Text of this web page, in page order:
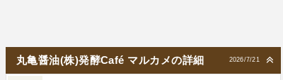
2026/7/21
丸亀醤油(株)発酵Café マルカメの詳細